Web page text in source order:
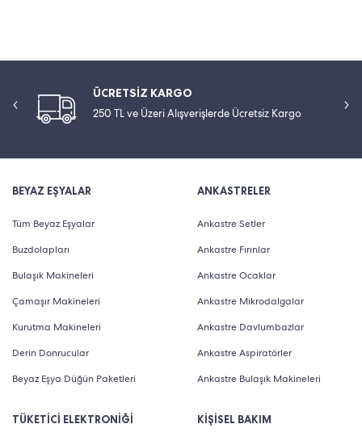
ÜCRETSİZ KARGO
250 TL ve Üzeri Alışverişlerde Ücretsiz Kargo
BEYAZ EŞYALAR
Tüm Beyaz Eşyalar
Buzdolapları
Bulaşık Makineleri
Çamaşır Makineleri
Kurutma Makineleri
Derin Donrucular
Beyaz Eşya Düğün Paketleri
TÜKETİCİ ELEKTRONİĞİ
ANKASTRELER
Ankastre Setler
Ankastre Fırınlar
Ankastre Ocaklar
Ankastre Mikrodalgalar
Ankastre Davlumbazlar
Ankastre Aspiratörler
Ankastre Bulaşık Makineleri
KİŞİSEL BAKIM